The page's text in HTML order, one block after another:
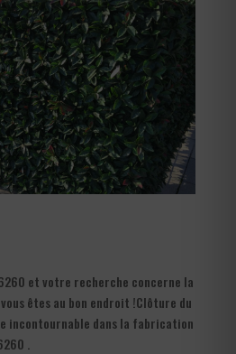
et votre recherche concerne la
êtes au bon endroit !Clôture du
dans la fabrication
.